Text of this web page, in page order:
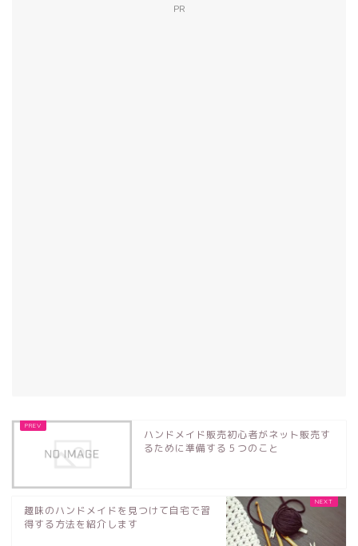
PR
ハンドメイド販売初心者がネット販売す
るために準備する５つのこと
趣味のハンドメイドを見つけて自宅で習
得する方法を紹介します